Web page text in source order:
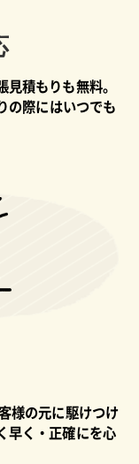
積もりも無料。
の際にはいつでも
様の元に駆けつけ
早く・正確にを心